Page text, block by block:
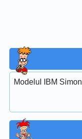
Modelul IBM